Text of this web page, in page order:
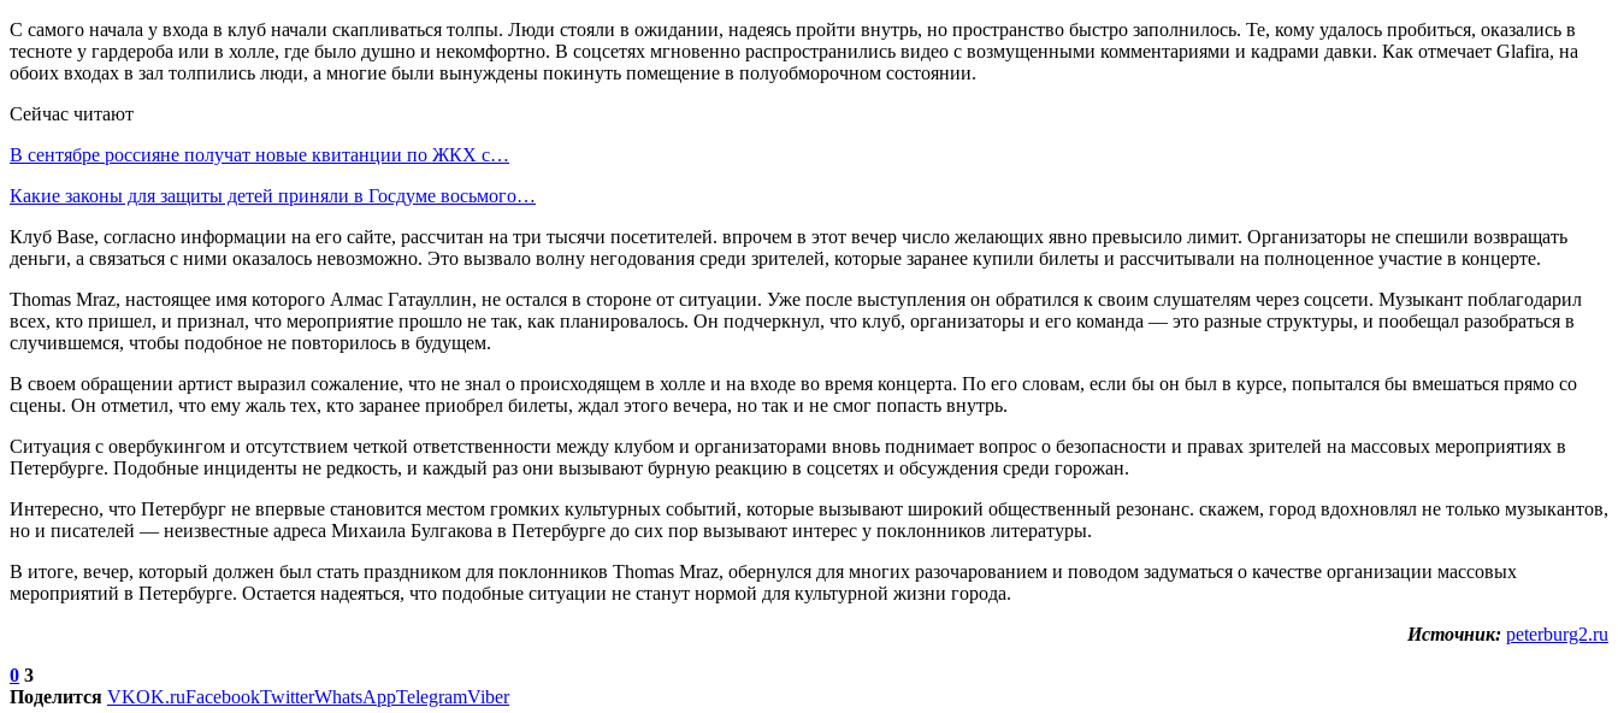
С самого начала у входа в клуб начали скапливаться толпы. Люди стояли в ожидании, надеясь пройти внутрь, но пространство быстро заполнилось. Те, кому удалось пробиться, оказались в
тесноте у гардероба или в холле, где было душно и некомфортно. В соцсетях мгновенно распространились видео с возмущенными комментариями и кадрами давки. Как отмечает Glafira, на
обоих входах в зал толпились люди, а многие были вынуждены покинуть помещение в полуобморочном состоянии.
Сейчас читают
В сентябре россияне получат новые квитанции по ЖКХ с…
Какие законы для защиты детей приняли в Госдуме восьмого…
Клуб Base, согласно информации на его сайте, рассчитан на три тысячи посетителей. впрочем в этот вечер число желающих явно превысило лимит. Организаторы не спешили возвращать
деньги, а связаться с ними оказалось невозможно. Это вызвало волну негодования среди зрителей, которые заранее купили билеты и рассчитывали на полноценное участие в концерте.
Thomas Mraz, настоящее имя которого Алмас Гатауллин, не остался в стороне от ситуации. Уже после выступления он обратился к своим слушателям через соцсети. Музыкант поблагодарил
всех, кто пришел, и признал, что мероприятие прошло не так, как планировалось. Он подчеркнул, что клуб, организаторы и его команда — это разные структуры, и пообещал разобраться в
случившемся, чтобы подобное не повторилось в будущем.
В своем обращении артист выразил сожаление, что не знал о происходящем в холле и на входе во время концерта. По его словам, если бы он был в курсе, попытался бы вмешаться прямо со
сцены. Он отметил, что ему жаль тех, кто заранее приобрел билеты, ждал этого вечера, но так и не смог попасть внутрь.
Ситуация с овербукингом и отсутствием четкой ответственности между клубом и организаторами вновь поднимает вопрос о безопасности и правах зрителей на массовых мероприятиях в
Петербурге. Подобные инциденты не редкость, и каждый раз они вызывают бурную реакцию в соцсетях и обсуждения среди горожан.
Интересно, что Петербург не впервые становится местом громких культурных событий, которые вызывают широкий общественный резонанс. скажем, город вдохновлял не только музыкантов,
но и писателей — неизвестные адреса Михаила Булгакова в Петербурге до сих пор вызывают интерес у поклонников литературы.
В итоге, вечер, который должен был стать праздником для поклонников Thomas Mraz, обернулся для многих разочарованием и поводом задуматься о качестве организации массовых
мероприятий в Петербурге. Остается надеяться, что подобные ситуации не станут нормой для культурной жизни города.
Источник: peterburg2.ru
0 3
Поделится VKOK.ruFacebookTwitterWhatsAppTelegramViber